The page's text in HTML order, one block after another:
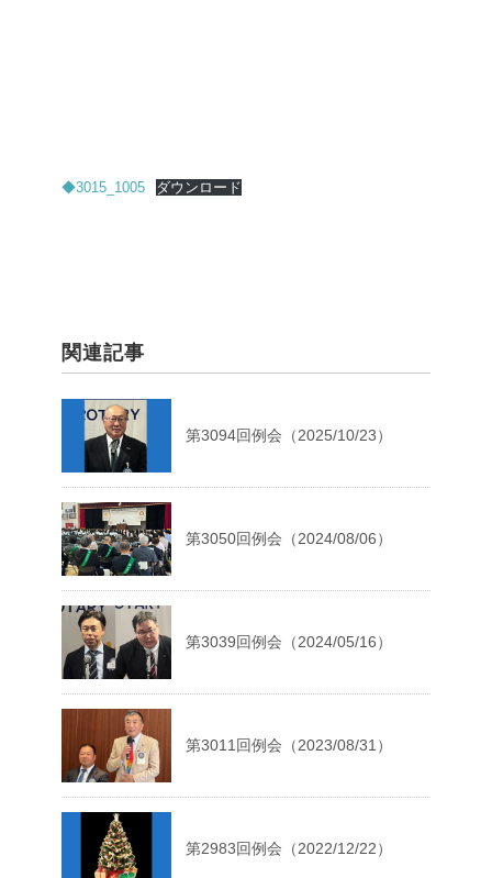
◆3015_1005 ダウンロード
関連記事
第3094回例会（2025/10/23）
第3050回例会（2024/08/06）
第3039回例会（2024/05/16）
第3011回例会（2023/08/31）
第2983回例会（2022/12/22）